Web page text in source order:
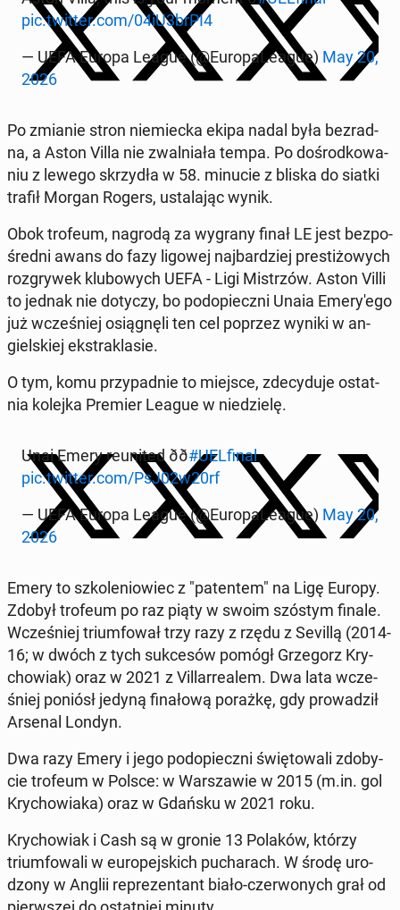
pic.twitter.com/04iU3brPI4
— UEFA Europa League (@Eu­ro­pa­Le­ague) May 20,
2026
Po zmianie stron nie­miec­ka ekipa nadal była bez­rad­
na, a Aston Villa nie zwal­nia­ła tempa. Po do­środ­ko­wa­
niu z lewego skrzy­dła w 58. minucie z bliska do siatki
trafił Morgan Rogers, usta­la­jąc wynik.
Obok trofeum, nagrodą za wygrany finał LE jest bez­po­
śred­ni awans do fazy ligowej naj­bar­dziej pre­sti­żo­wych
roz­gry­wek klu­bo­wych UEFA - Ligi Mi­strzów. Aston Villi
to jednak nie dotyczy, bo pod­opiecz­ni Unaia Eme­ry­'e­go
już wcze­śniej osią­gnę­li ten cel poprzez wyniki w an­
giel­skiej eks­tra­kla­sie.
O tym, komu przy­pad­nie to miejsce, zde­cy­du­je ostat­
nia kolejka Premier League w nie­dzie­lę.
Unai Emery reu­ni­ted ðð#UEL­fi­nal
pic.twitter.com/PsJ02w20rf
— UEFA Europa League (@Eu­ro­pa­Le­ague) May 20,
2026
Emery to szko­le­nio­wiec z "pa­ten­tem" na Ligę Europy.
Zdobył trofeum po raz piąty w swoim szóstym finale.
Wcze­śniej trium­fo­wał trzy razy z rzędu z Sevillą (2014-
16; w dwóch z tych suk­ce­sów pomógł Grze­gorz Kry­
cho­wiak) oraz w 2021 z Vil­lar­re­alem. Dwa lata wcze­
śniej poniósł jedyną fi­na­ło­wą porażkę, gdy pro­wa­dził
Arsenal Londyn.
Dwa razy Emery i jego pod­opiecz­ni świę­to­wa­li zdo­by­
cie trofeum w Polsce: w War­sza­wie w 2015 (m.in. gol
Kry­cho­wia­ka) oraz w Gdańsku w 2021 roku.
Kry­cho­wiak i Cash są w gronie 13 Polaków, którzy
trium­fo­wa­li w eu­ro­pej­skich pu­cha­rach. W środę uro­
dzo­ny w Anglii re­pre­zen­tant biało-czer­wo­nych grał od